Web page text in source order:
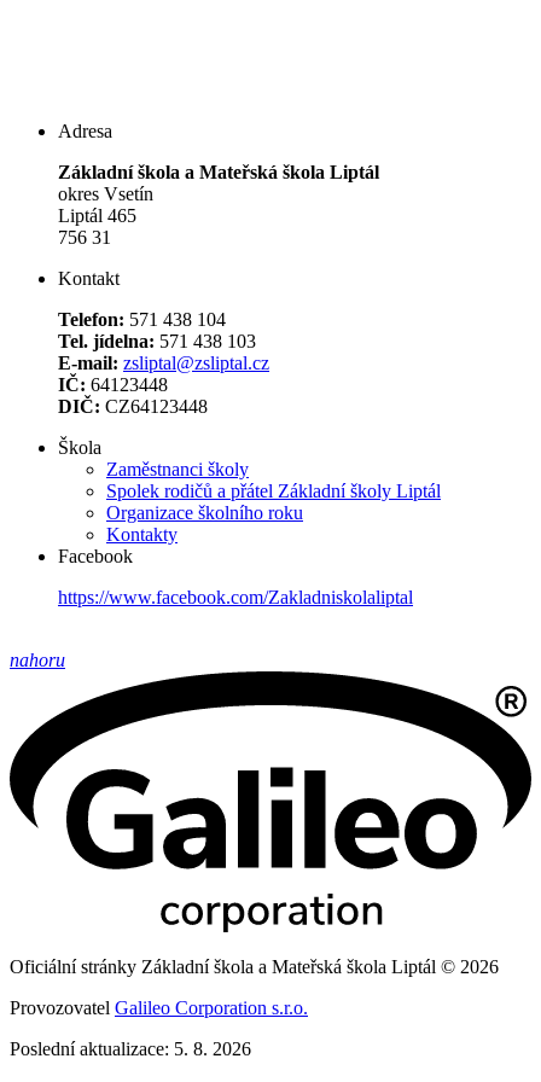
Adresa
Základní škola a Mateřská škola Liptál
okres Vsetín
Liptál 465
756 31
Kontakt
Telefon: 571 438 104
Tel. jídelna: 571 438 103
E-mail: zsliptal@zsliptal.cz
IČ: 64123448
DIČ: CZ64123448
Škola
Zaměstnanci školy
Spolek rodičů a přátel Základní školy Liptál
Organizace školního roku
Kontakty
Facebook
https://www.facebook.com/Zakladniskolaliptal
nahoru
Oficiální stránky Základní škola a Mateřská škola Liptál © 2026
Provozovatel Galileo Corporation s.r.o.
Poslední aktualizace: 5. 8. 2026